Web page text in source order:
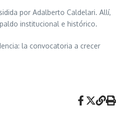
por Adalberto Caldelari. Allí,
institucional e histórico.
la convocatoria a crecer